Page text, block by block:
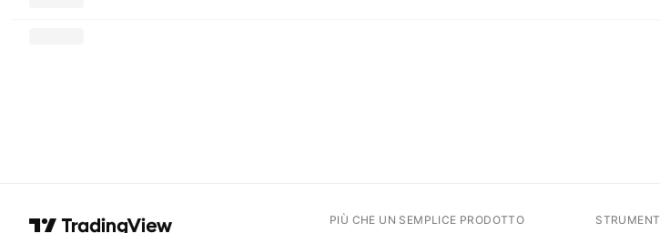
PIÙ CHE UN SEMPLICE PRODOTTO